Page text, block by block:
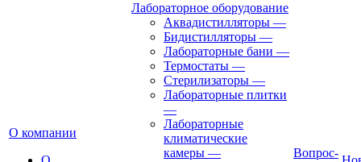
О компании
Лабораторное оборудование
Аквадистилляторы —
Бидистилляторы —
Лабораторные бани —
Термостаты —
Стерилизаторы —
Лабораторные плитки
—
Лабораторные
климатические
камеры —
Вопрос-